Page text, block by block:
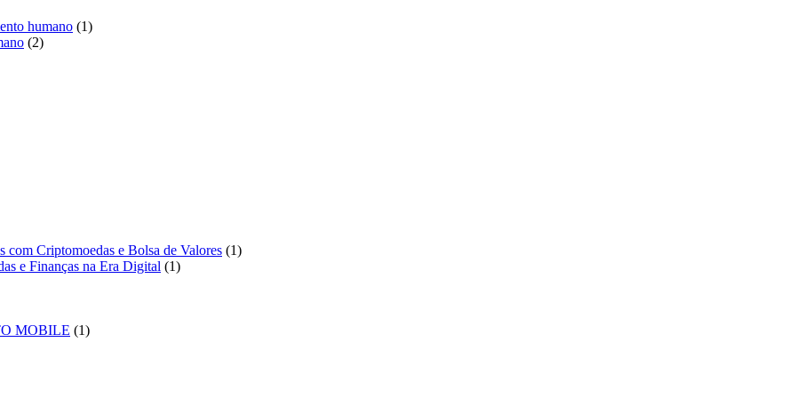
humano 11
22
Criptomoedas e Bolsa de Valores 11
e Finanças na Era Digital 11
MOBILE 11